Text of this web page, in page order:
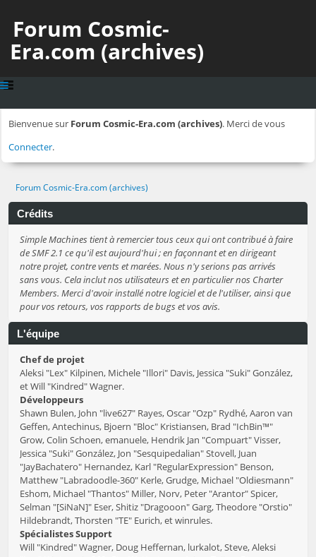
Forum Cosmic-
Era.com (archives)
Bienvenue sur Forum Cosmic-Era.com (archives). Merci de vous
Connecter.
Forum Cosmic-Era.com (archives)
Crédits
Simple Machines tient à remercier tous ceux qui ont contribué à faire
de SMF 2.1 ce qu'il est aujourd'hui ; en façonnant et en dirigeant
notre projet, contre vents et marées. Nous n'y serions pas arrivés
sans vous. Cela inclut nos utilisateurs et en particulier nos Charter
Members. Merci d'avoir installé notre logiciel et de l'utiliser, ainsi que
pour vos retours, vos rapports de bugs et vos avis.
L'équipe
Chef de projet
Aleksi "Lex" Kilpinen, Michele "Illori" Davis, Jessica "Suki" González,
et Will "Kindred" Wagner.
Développeurs
Shawn Bulen, John "live627" Rayes, Oscar "Ozp" Rydhé, Aaron van
Geffen, Antechinus, Bjoern "Bloc" Kristiansen, Brad "IchBin™"
Grow, Colin Schoen, emanuele, Hendrik Jan "Compuart" Visser,
Jessica "Suki" González, Jon "Sesquipedalian" Stovell, Juan
"JayBachatero" Hernandez, Karl "RegularExpression" Benson,
Matthew "Labradoodle-360" Kerle, Grudge, Michael "Oldiesmann"
Eshom, Michael "Thantos" Miller, Norv, Peter "Arantor" Spicer,
Selman "[SiNaN]" Eser, Shitiz "Dragooon" Garg, Theodore "Orstio"
Hildebrandt, Thorsten "TE" Eurich, et winrules.
Spécialistes Support
Will "Kindred" Wagner, Doug Heffernan, lurkalot, Steve, Aleksi